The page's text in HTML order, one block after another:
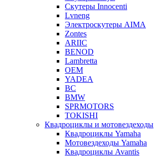
Скутеры Innocenti
Lvneng
Электроскутеры AIMA
Zontes
ARIIC
BENOD
Lambretta
OEM
YADEA
BC
BMW
SPRMOTORS
TOKISHI
Квадроциклы и мотовездеходы
Квадроциклы Yamaha
Мотовездеходы Yamaha
Квадроциклы Avantis